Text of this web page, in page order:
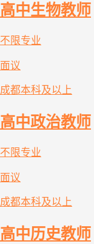
高中生物教师
不限专业
面议
成都本科及以上
高中政治教师
不限专业
面议
成都本科及以上
高中历史教师